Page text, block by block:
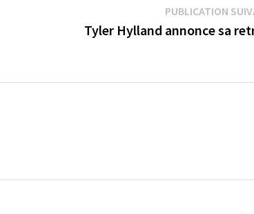
PUBLICATION
Tyler Hylland annonce sa